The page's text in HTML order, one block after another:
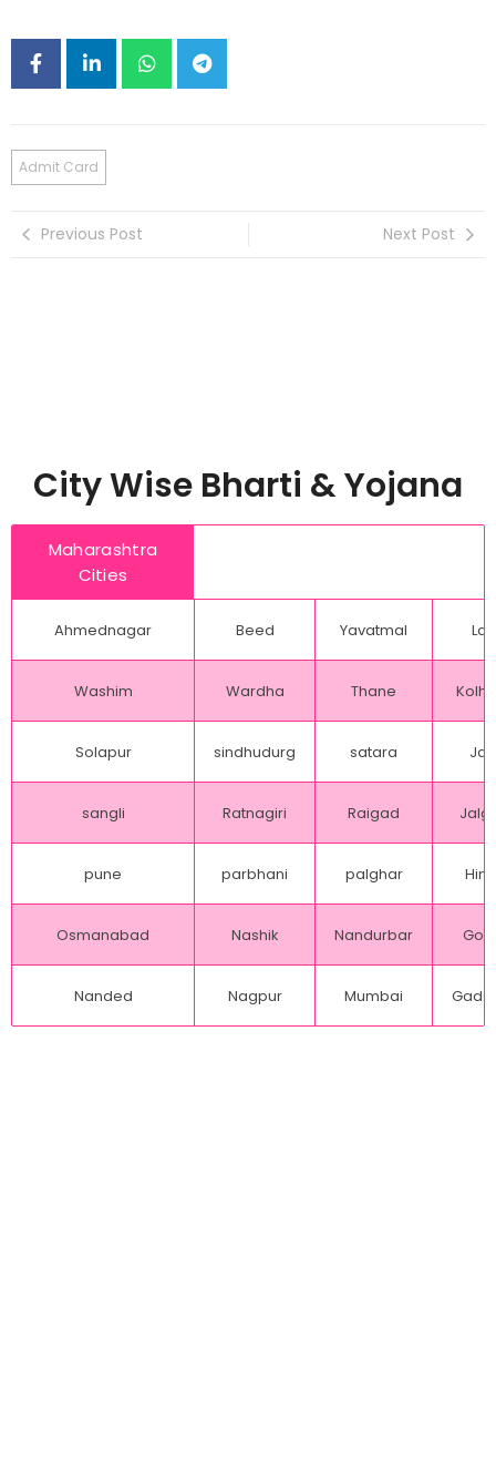
Admit Card
Previous Post Next Post
City Wise Bharti & Yojana
Maharashtra
Cities
Ahmednagar Beed Yavatmal
Washim Wardha Thane
Solapur sindhudurg satara
sangli Ratnagiri Raigad
pune parbhani palghar
Osmanabad Nashik Nandurbar
Nanded Nagpur Mumbai